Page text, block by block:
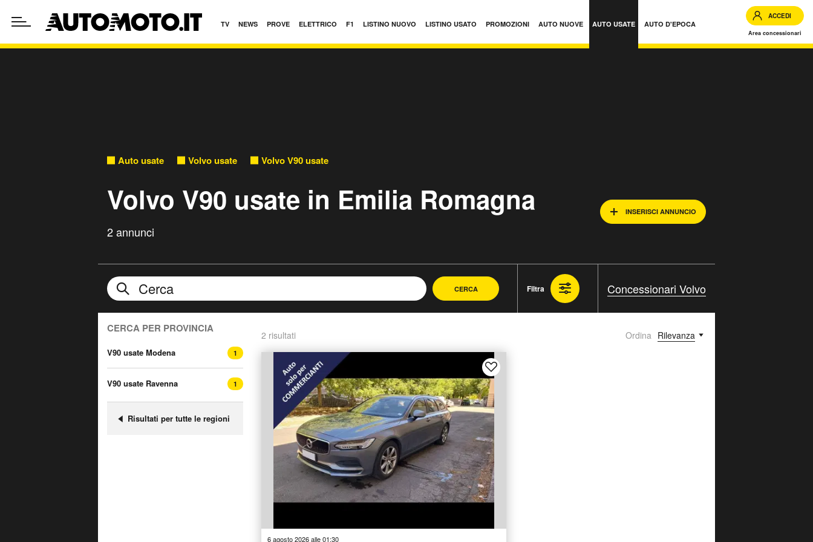
TV NEWS PROVE ELETTRICO F1 LISTINO NUOVO LISTINO USATO PROMOZIONI AUTO NUOVE AUTO USATE AUTO D'EPOCA
ACCEDI
Area concessionari
Auto usate Volvo usate Volvo V90 usate
Volvo V90 usate in Emilia Romagna
2 annunci
INSERISCI ANNUNCIO
CERCA Filtra Concessionari Volvo
CERCA PER PROVINCIA
V90 usate Modena 1
V90 usate Ravenna 1
Risultati per tutte le regioni
2 risultati Ordina Rilevanza
6 agosto 2026 alle 01:30